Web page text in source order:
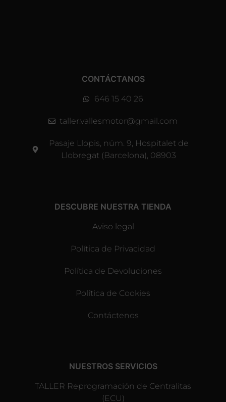
CONTÁCTANOS
646 15 40 26
taller.vallesmotor@gmail.com
Pasaje Llopis, núm. 9, Hospitalet de
Llobregat (Barcelona), 08903
DESCUBRE NUESTRA TIENDA
Aviso legal
Política de Privacidad
Política de Devoluciones
Política de Cookies
Contáctenos
NUESTROS SERVICIOS
TALLER Reprogramación de Centralitas
(ECU)